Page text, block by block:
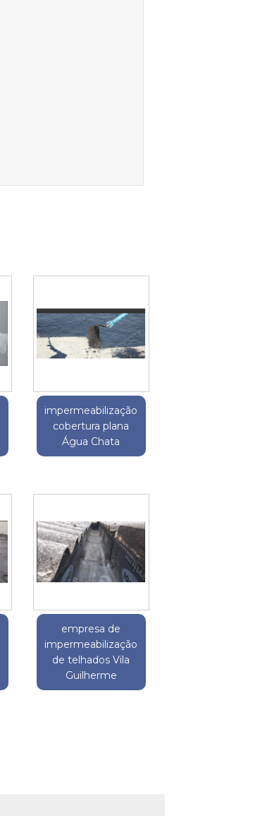
impermeabilização
cobertura plana
Água Chata
empresa de
impermeabilização
de telhados Vila
Guilherme